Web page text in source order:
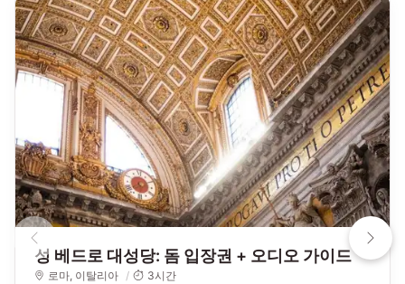
성 베드로 대성당: 돔 입장권 + 오디오 가이드
로마, 이탈리아 3시간